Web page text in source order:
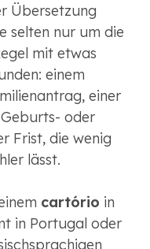
Übersetzung
selten nur um die
mit etwas
einem
einer
oder
Frist, die wenig
lässt.
cartório in
in Portugal oder